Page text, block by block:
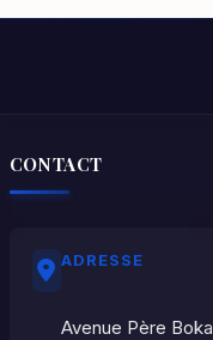
CONTACT
ADRESSE
Avenue Père Boka